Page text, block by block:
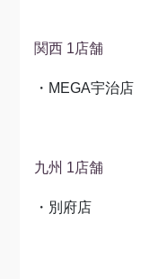
関西 1店舗
・MEGA宇治店
九州 1店舗
・別府店